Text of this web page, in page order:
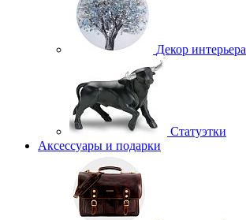
Декор интерьера
Статуэтки
Аксессуары и подарки